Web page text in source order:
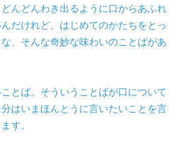
んどんわき出るように口からあふれ
だけれど、はじめてのかたちをとっ
、そんな奇妙な味わいのことばがあ
とば。そういうことばが口について
はいまほんとうに言いたいことを言
す。